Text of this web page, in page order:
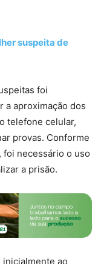
suspeita de
foi
a aproximação dos
telefone celular,
provas. Conforme
necessário o uso
a prisão.
ao